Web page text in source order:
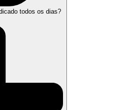
todos os dias?